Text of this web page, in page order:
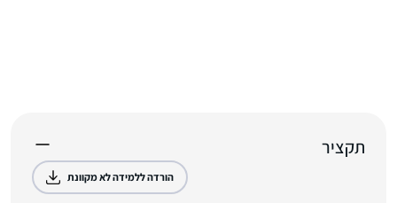
תקציר
הורדה ללמידה לא מקוונת